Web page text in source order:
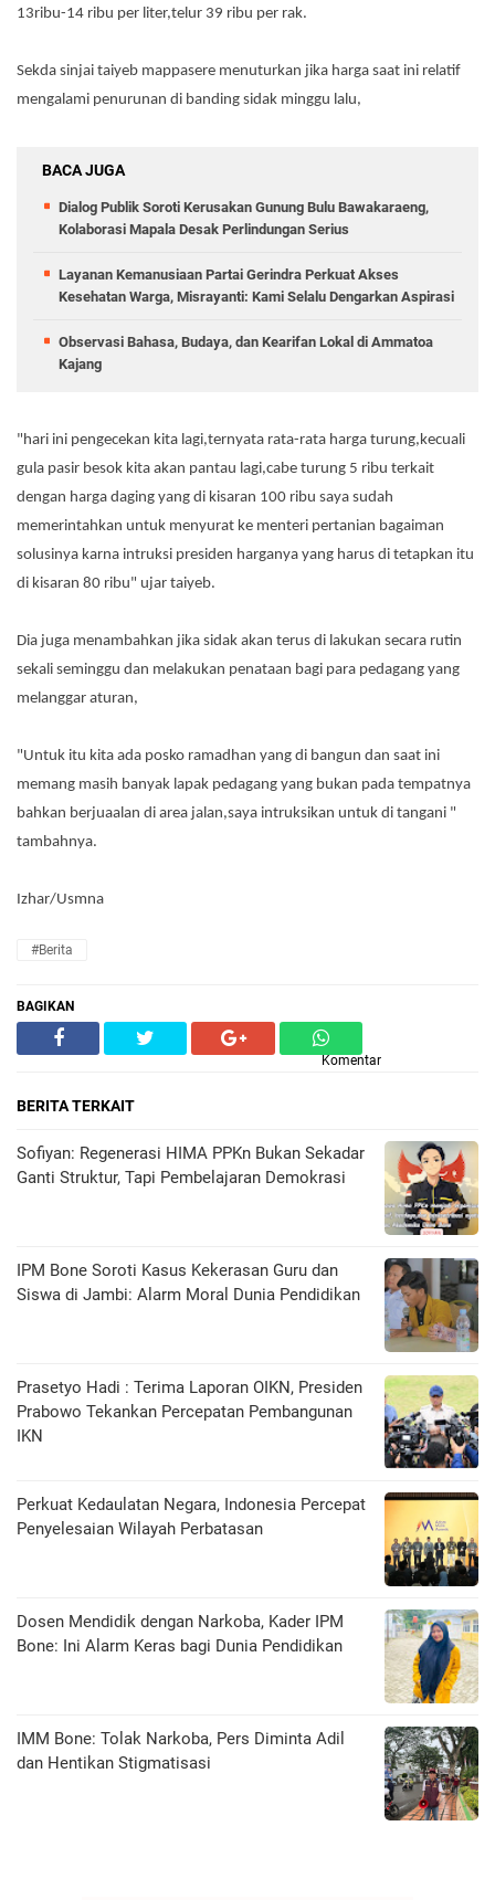
13ribu-14 ribu per liter,telur 39 ribu per rak.
Sekda sinjai taiyeb mappasere menuturkan jika harga saat ini relatif
mengalami penurunan di banding sidak minggu lalu,
BACA JUGA
Dialog Publik Soroti Kerusakan Gunung Bulu Bawakaraeng,
Kolaborasi Mapala Desak Perlindungan Serius
Layanan Kemanusiaan Partai Gerindra Perkuat Akses
Kesehatan Warga, Misrayanti: Kami Selalu Dengarkan Aspirasi
Observasi Bahasa, Budaya, dan Kearifan Lokal di Ammatoa
Kajang
"hari ini pengecekan kita lagi,ternyata rata-rata harga turung,kecuali
gula pasir besok kita akan pantau lagi,cabe turung 5 ribu terkait
dengan harga daging yang di kisaran 100 ribu saya sudah
memerintahkan untuk menyurat ke menteri pertanian bagaiman
solusinya karna intruksi presiden harganya yang harus di tetapkan itu
di kisaran 80 ribu" ujar taiyeb.
Dia juga menambahkan jika sidak akan terus di lakukan secara rutin
sekali seminggu dan melakukan penataan bagi para pedagang yang
melanggar aturan,
"Untuk itu kita ada posko ramadhan yang di bangun dan saat ini
memang masih banyak lapak pedagang yang bukan pada tempatnya
bahkan berjuaalan di area jalan,saya intruksikan untuk di tangani "
tambahnya.
Izhar/Usmna
#Berita
BAGIKAN
Komentar
BERITA TERKAIT
Sofiyan: Regenerasi HIMA PPKn Bukan Sekadar
Ganti Struktur, Tapi Pembelajaran Demokrasi
IPM Bone Soroti Kasus Kekerasan Guru dan
Siswa di Jambi: Alarm Moral Dunia Pendidikan
Prasetyo Hadi : Terima Laporan OIKN, Presiden
Prabowo Tekankan Percepatan Pembangunan
IKN
Perkuat Kedaulatan Negara, Indonesia Percepat
Penyelesaian Wilayah Perbatasan
Dosen Mendidik dengan Narkoba, Kader IPM
Bone: Ini Alarm Keras bagi Dunia Pendidikan
IMM Bone: Tolak Narkoba, Pers Diminta Adil
dan Hentikan Stigmatisasi